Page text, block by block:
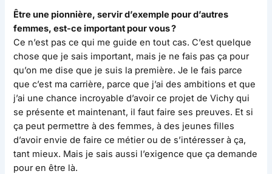
Être une pionnière, servir d’exemple pour d’autres
femmes, est-ce important pour vous ?
Ce n’est pas ce qui me guide en tout cas. C’est quelque
chose que je sais important, mais je ne fais pas ça pour
qu’on me dise que je suis la première. Je le fais parce
que c’est ma carrière, parce que j’ai des ambitions et que
j’ai une chance incroyable d’avoir ce projet de Vichy qui
se présente et maintenant, il faut faire ses preuves. Et si
ça peut permettre à des femmes, à des jeunes filles
d’avoir envie de faire ce métier ou de s’intéresser à ça,
tant mieux. Mais je sais aussi l’exigence que ça demande
pour en être là.